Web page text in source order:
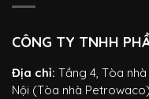
CÔNG TY TNHH
Địa chỉ: Tầng 4, Tòa
Nội (Tòa nhà Petrowaco)